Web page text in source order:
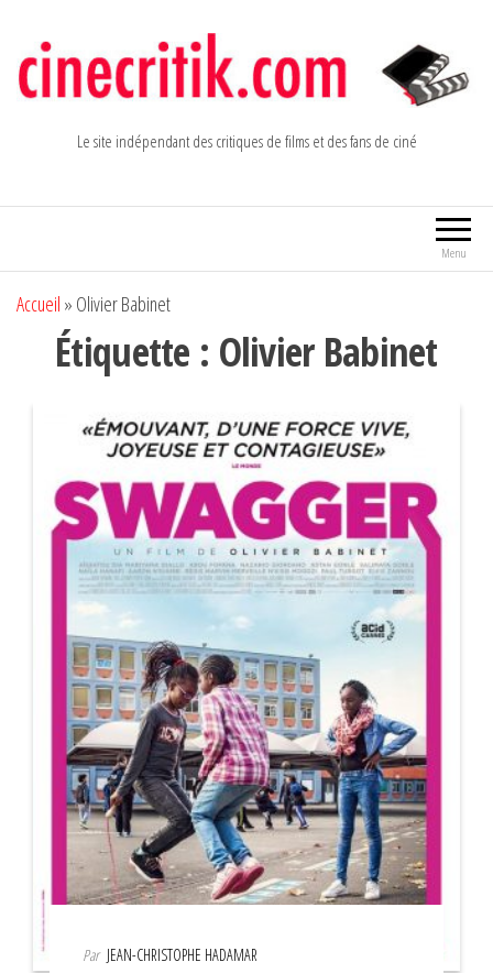
contenu
Le site indépendant des critiques de films et des fans de ciné
Menu
Accueil » Olivier Babinet
Étiquette : Olivier Babinet
Par JEAN-CHRISTOPHE HADAMAR